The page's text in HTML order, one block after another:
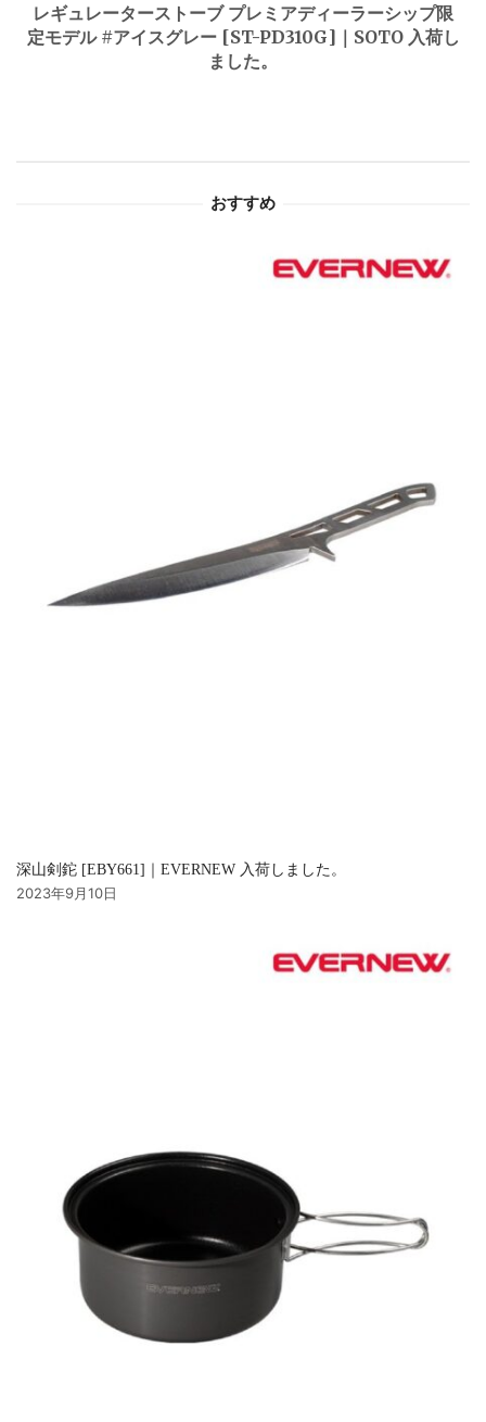
ゲ
ー
レギュレーターストーブ プレミアディーラーシップ限
定モデル #アイスグレー [ST-PD310G]｜SOTO 入荷し
ました。
おすすめ
深山剣鉈 [EBY661]｜EVERNEW 入荷しました。
2023年9月10日